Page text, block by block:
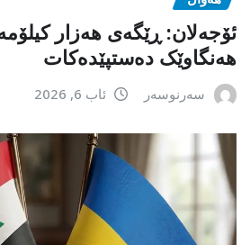
ئۆجەلان: ڕێگەی هەزار
هەنگاوێک دەستپێدەکات
سەرنوسەر ئاب 6, 2026